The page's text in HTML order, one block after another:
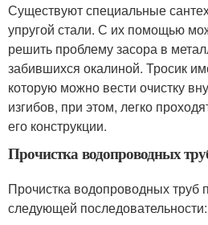
Существуют специальные
упругой стали. С их помощью
решить проблему засора в
забившихся окалиной. Тросик
которую можно вести очистку
изгибов, при этом, легко
его конструкции.
Прочистка водопроводных
Прочистка водопроводных труб
следующей последовательности: